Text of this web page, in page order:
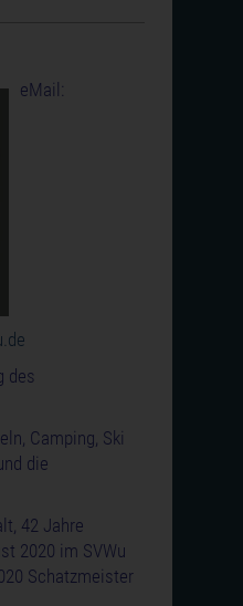
eMail:
des
Camping, Ski
die
42 Jahre
2020 im SVWu
Schatzmeister